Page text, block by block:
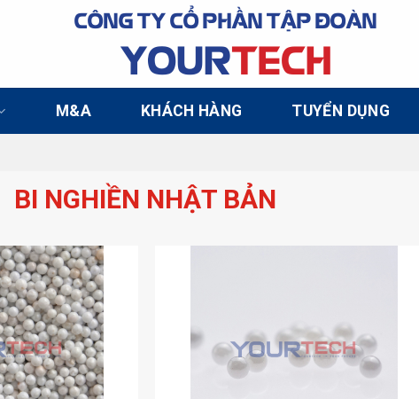
CÔNG TY CỔ PHẦN TẬP ĐOÀN
YOURTECH
M&A KHÁCH HÀNG TUYỂN DỤNG
BI NGHIỀN NHẬT BẢN